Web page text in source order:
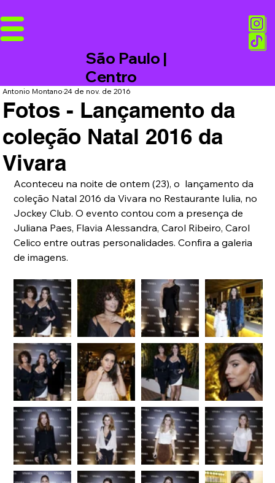
São Paulo |
Centro
Fotos - Lançamento da
coleção Natal 2016 da
Vivara
Antonio Montano24 de nov. de 2016
Aconteceu na noite de ontem (23), o  lançamento da
coleção Natal 2016 da Vivara no Restaurante Iulia, no
Jockey Club. O evento contou com a presença de
Juliana Paes, Flavia Alessandra, Carol Ribeiro, Carol
Celico entre outras personalidades. Confira a galeria
de imagens.